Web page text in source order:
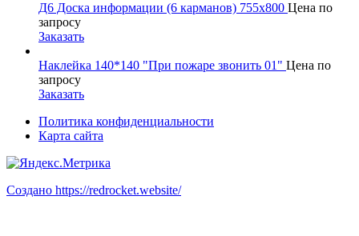
Д6 Доска информации (6 карманов) 755х800 Цена по
запросу
Заказать
Наклейка 140*140 "При пожаре звонить 01" Цена по
запросу
Заказать
Политика конфиденциальности
Карта сайта
Создано https://redrocket.website/